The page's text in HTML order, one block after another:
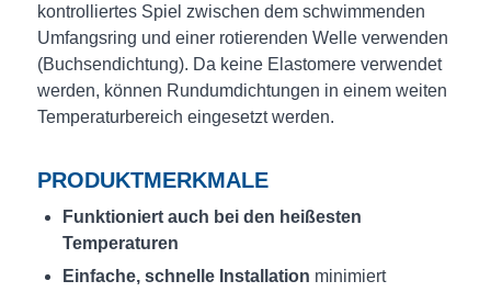
kontrolliertes Spiel zwischen dem schwimmenden
Umfangsring und einer rotierenden Welle verwenden
(Buchsendichtung). Da keine Elastomere verwendet
werden, können Rundumdichtungen in einem weiten
Temperaturbereich eingesetzt werden.
PRODUKTMERKMALE
Funktioniert auch bei den heißesten
Temperaturen
Einfache, schnelle Installation minimiert